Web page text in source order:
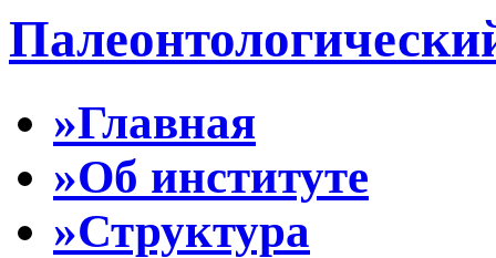
»Главная
»Об институте
»Структура